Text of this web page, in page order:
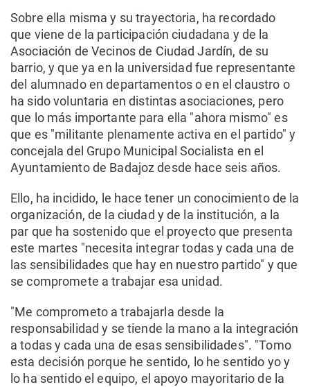
Sobre ella misma y su trayectoria, ha recordado
que viene de la participación ciudadana y de la
Asociación de Vecinos de Ciudad Jardín, de su
barrio, y que ya en la universidad fue representante
del alumnado en departamentos o en el claustro o
ha sido voluntaria en distintas asociaciones, pero
que lo más importante para ella "ahora mismo" es
que es "militante plenamente activa en el partido" y
concejala del Grupo Municipal Socialista en el
Ayuntamiento de Badajoz desde hace seis años.
Ello, ha incidido, le hace tener un conocimiento de la
organización, de la ciudad y de la institución, a la
par que ha sostenido que el proyecto que presenta
este martes "necesita integrar todas y cada una de
las sensibilidades que hay en nuestro partido" y que
se compromete a trabajar esa unidad.
"Me comprometo a trabajarla desde la
responsabilidad y se tiende la mano a la integración
a todas y cada una de esas sensibilidades". "Tomo
esta decisión porque he sentido, lo he sentido yo y
lo ha sentido el equipo, el apoyo mayoritario de la